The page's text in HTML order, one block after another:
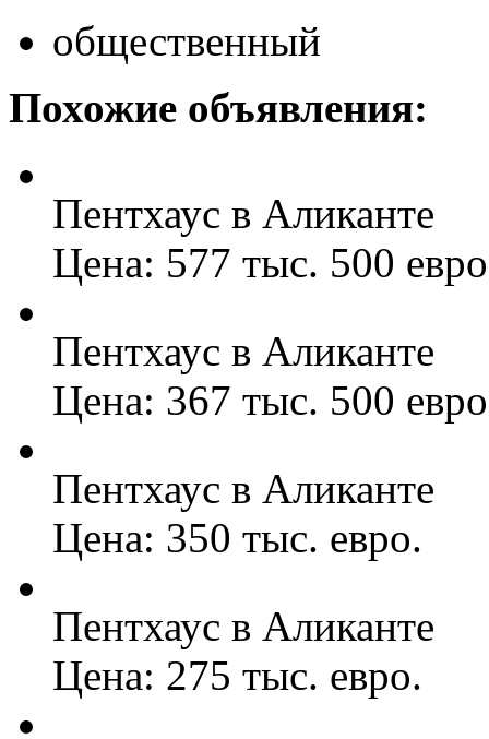
общественный
Похожие объявления:
Пентхаус в Аликанте
Цена: 577 тыс. 500
Пентхаус в Аликанте
Цена: 367 тыс. 500
Пентхаус в Аликанте
Цена: 350 тыс. евро.
Пентхаус в Аликанте
Цена: 275 тыс. евро.